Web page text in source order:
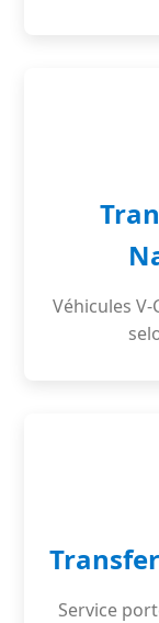
Véhicules
Service